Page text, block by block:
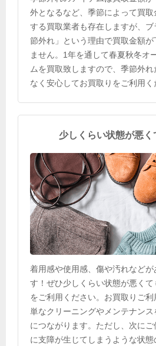
外となるなど、季節によって買
する買取業者も存在しますが、
節外れ」という理由で買取金額
ません。1年を通して春夏秋冬オ
ムを買取致しますので、季節外
なく安心してお買取りをご利用く
少しくらい状態が悪く
着用感や使用感、傷や汚れなど
す！ぜひ少しくらい状態が悪くて
をご利用ください。お買取りご
単なクリーニングやメンテナンス
につながります。ただし、次に
に支障が生じてしまうような状